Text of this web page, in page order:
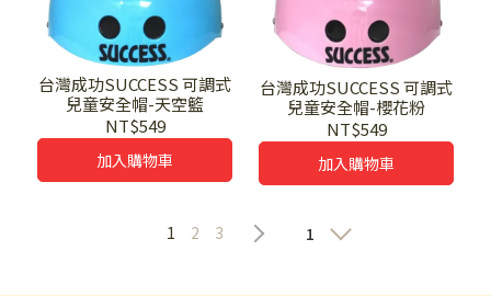
台灣成功SUCCESS 可調式
兒童安全帽-天空籃
NT$549
加入購物車
台灣成功SUCCESS 可調式
兒童安全帽-櫻花粉
NT$549
加入購物車
1 2 3 1